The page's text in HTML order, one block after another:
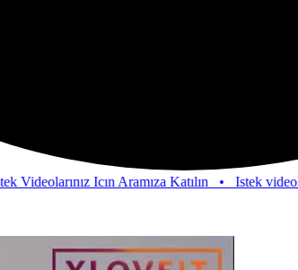
Icın Aramıza Katılın•Istek videolar ve